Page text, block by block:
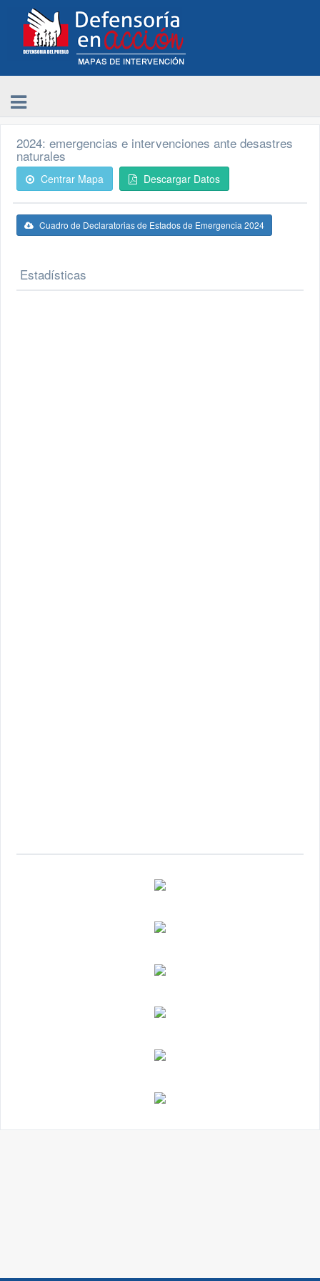
2024: emergencias e intervenciones ante desastres
naturales
Centrar Mapa Descargar Datos
Cuadro de Declaratorias de Estados de Emergencia 2024
Estadísticas